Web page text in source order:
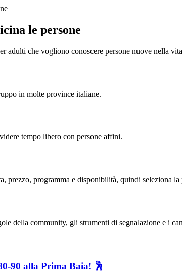
le persone
adulti che vogliono conoscere persone nuove nella
in molte province italiane.
tempo libero con persone affini.
prezzo, programma e disponibilità, quindi seleziona
della community, gli strumenti di segnalazione e i
90 alla Prima Baia! 🕺